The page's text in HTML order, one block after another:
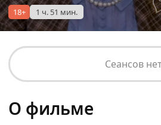
18+ 1 ч. 51 мин.
Сеансов
О фильме